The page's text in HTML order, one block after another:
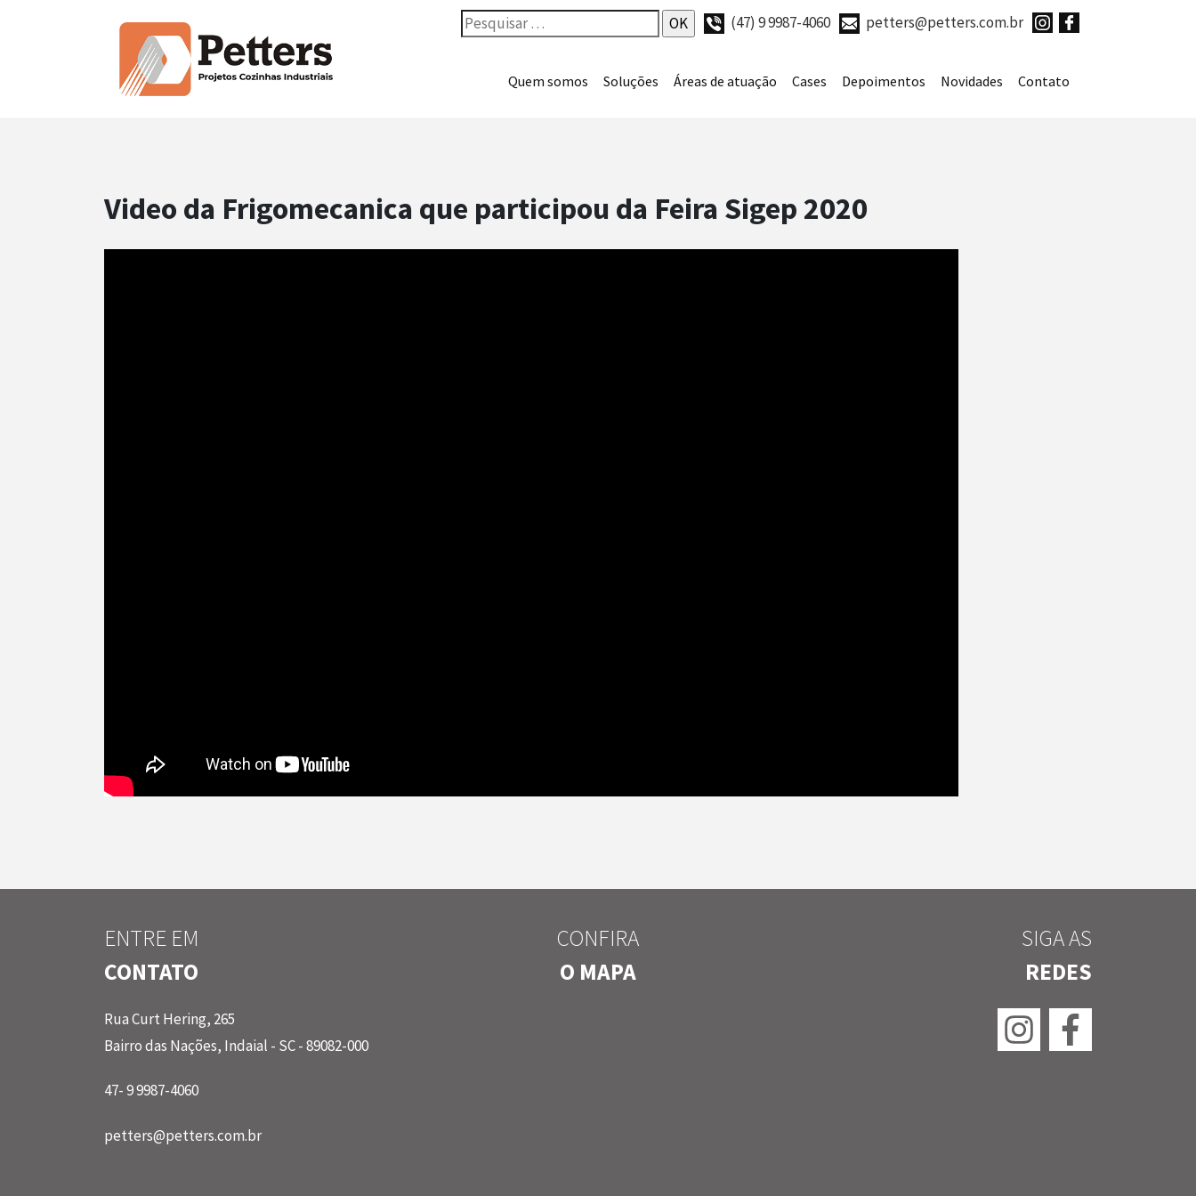
(47) 9 9987-4060 petters@petters.com.br
Quem somos Soluções Áreas de atuação Cases Depoimentos Novidades Contato
Video da Frigomecanica que participou da Feira Sigep 2020
ENTRE EM
CONTATO
Rua Curt Hering, 265
Bairro das Nações, Indaial - SC - 89082-000
47- 9 9987-4060
petters@petters.com.br
CONFIRA
O MAPA
SIGA AS
REDES